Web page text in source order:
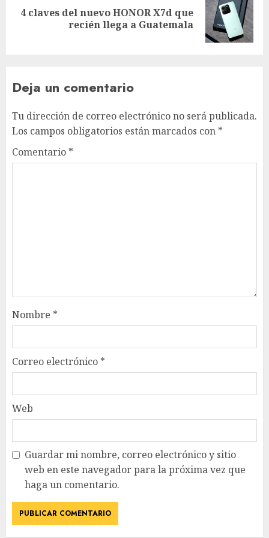
Next
4 claves del nuevo HONOR X7d que
recién llega a Guatemala
Deja un comentario
Tu dirección de correo electrónico no será publicada.
Los campos obligatorios están marcados con *
Comentario *
Nombre *
Correo electrónico *
Web
Guardar mi nombre, correo electrónico y sitio
web en este navegador para la próxima vez que
haga un comentario.